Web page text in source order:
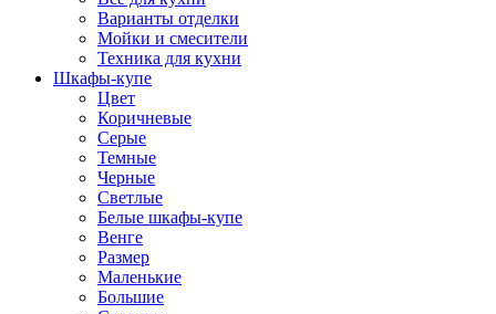
Варианты отделки
Мойки и смесители
Техника для кухни
Шкафы-купе
Цвет
Коричневые
Серые
Темные
Черные
Светлые
Белые шкафы-купе
Венге
Размер
Маленькие
Большие